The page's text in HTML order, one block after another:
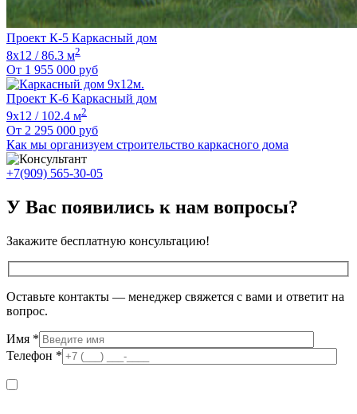
Проект К-5 Каркасный дом
8х12 / 86.3 м2
От 1 955 000 руб
Проект К-6 Каркасный дом
9х12 / 102.4 м2
От 2 295 000 руб
Как мы организуем строительство каркасного дома
+7(909) 565-30-05
У Вас появились к нам вопросы?
Закажите бесплатную консультацию!
Оставьте контакты — менеджер свяжется с вами и ответит на
вопрос.
Имя *
Телефон *